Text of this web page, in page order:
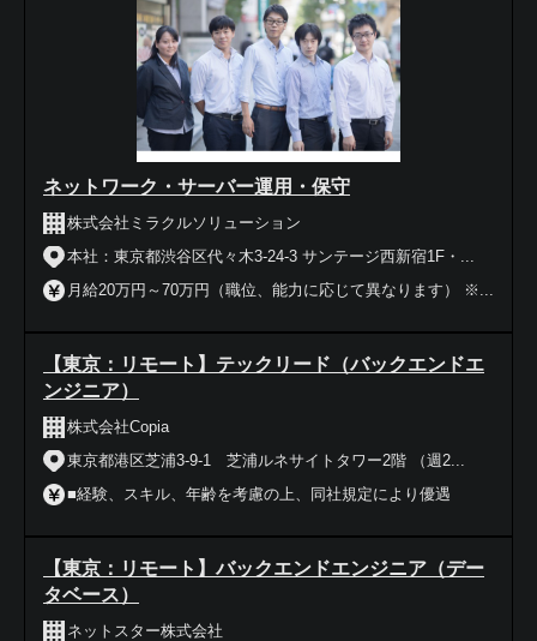
ネットワーク・サーバー運用・保守
株式会社ミラクルソリューション
本社：東京都渋谷区代々木3-24-3 サンテージ西新宿1F・...
月給20万円～70万円（職位、能力に応じて異なります） ※...
【東京：リモート】テックリード（バックエンドエ
ンジニア）
株式会社Copia
東京都港区芝浦3-9-1 芝浦ルネサイトタワー2階 （週2...
■経験、スキル、年齢を考慮の上、同社規定により優遇
【東京：リモート】バックエンドエンジニア（デー
タベース）
ネットスター株式会社